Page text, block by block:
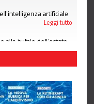
artificiale
Leggi tutto
alle bufale dell'estate
Leggi tutto